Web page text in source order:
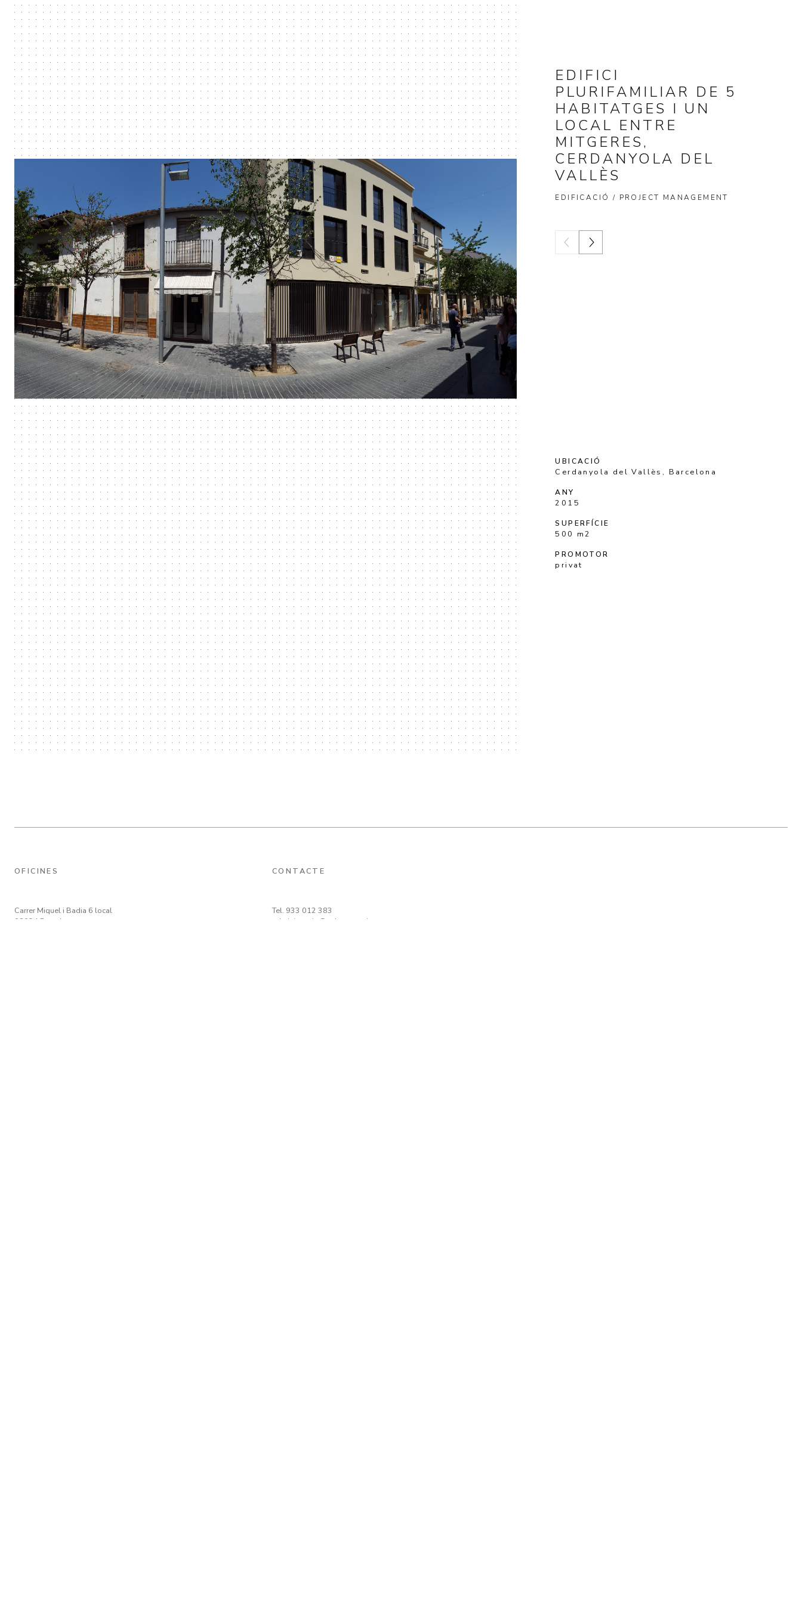
EDIFICI
PLURIFAMILIAR DE 5
HABITATGES I UN
LOCAL ENTRE
MITGERES,
CERDANYOLA DEL
VALLÈS
EDIFICACIÓ / PROJECT MANAGEMENT
UBICACIÓ
Cerdanyola del Vallès, Barcelona
ANY
2015
SUPERFÍCIE
500 m2
PROMOTOR
privat
OFICINES
Carrer Miquel i Badia 6 local
08024 Barcelona
CONTACTE
Tel. 933 012 383
administracio@salesassociats.com